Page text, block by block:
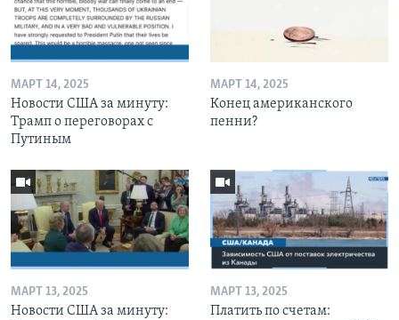
МАРТ 14, 2025
Новости США за минуту:
Трамп о переговорах с
Путиным
МАРТ 14, 2025
Конец американского
пенни?
МАРТ 13, 2025
Новости США за минуту:
МАРТ 13, 2025
Платить по счетам: